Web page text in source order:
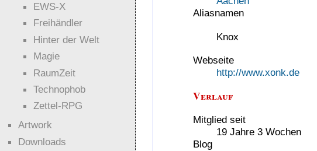
Aliasnamen
Knox
Webseite
http://www.xonk.de
Verlauf
Mitglied seit
19 Jahre 3 Wochen
Blog
EWS-X
Freihändler
Hinter der Welt
Magie
RaumZeit
Technophob
Zettel-RPG
Artwork
Downloads